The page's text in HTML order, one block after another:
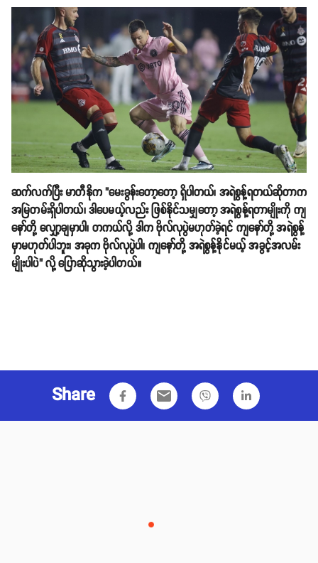
ဆက်လက်ပြီး မာတီနိုက "မေးခွန်းတော့တော့ ရှိပါတယ်၊ အရဲစွန့်ရတယ်ဆိုတာက
အမြဲတမ်းရှိပါတယ်၊ ဒါပေမယ့်လည်း ဖြစ်နိုင်သမျှတော့ အရဲစွန့်ရတာမျိုးကို ကျ
နော်တို့ လျှော့ချမှာပါ၊ တကယ်လို့ ဒါက ဗိုလ်လုပွဲမဟုတ်ခဲ့ရင် ကျနော်တို့ အရဲစွန့်
မှာမဟုတ်ပါဘူး၊ အခုက ဗိုလ်လုပွဲပါ၊ ကျနော်တို့ အရဲစွန့်နိုင်မယ့် အခွင့်အလမ်း
မျိုးပါပဲ" လို့ ပြောဆိုသွားခဲ့ပါတယ်။
Share email